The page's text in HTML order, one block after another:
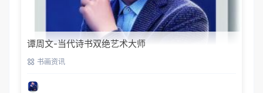
谭周文-当代诗书双绝艺术大师
书画资讯